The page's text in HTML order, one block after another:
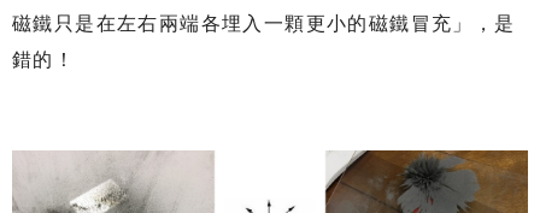
磁鐵只是在左右兩端各埋入一顆更小的磁鐵冒充」，是
錯的！